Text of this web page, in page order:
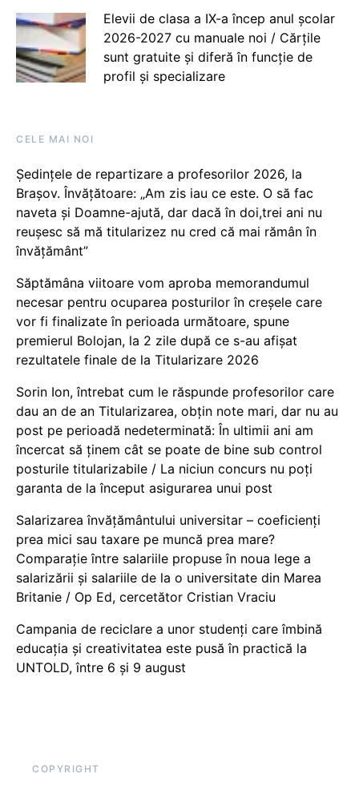
Elevii de clasa a IX-a încep anul școlar
2026-2027 cu manuale noi / Cărțile
sunt gratuite și diferă în funcție de
profil și specializare
CELE MAI NOI
Ședințele de repartizare a profesorilor 2026, la
Brașov. Învățătoare: „Am zis iau ce este. O să fac
naveta și Doamne-ajută, dar dacă în doi,trei ani nu
reușesc să mă titularizez nu cred că mai rămân în
învățământ”
Săptămâna viitoare vom aproba memorandumul
necesar pentru ocuparea posturilor în creșele care
vor fi finalizate în perioada următoare, spune
premierul Bolojan, la 2 zile după ce s-au afișat
rezultatele finale de la Titularizare 2026
Sorin Ion, întrebat cum le răspunde profesorilor care
dau an de an Titularizarea, obțin note mari, dar nu au
post pe perioadă nedeterminată: În ultimii ani am
încercat să ținem cât se poate de bine sub control
posturile titularizabile / La niciun concurs nu poți
garanta de la început asigurarea unui post
Salarizarea învățământului universitar – coeficienți
prea mici sau taxare pe muncă prea mare?
Comparație între salariile propuse în noua lege a
salarizării și salariile de la o universitate din Marea
Britanie / Op Ed, cercetător Cristian Vraciu
Campania de reciclare a unor studenți care îmbină
educația și creativitatea este pusă în practică la
UNTOLD, între 6 și 9 august
COPYRIGHT